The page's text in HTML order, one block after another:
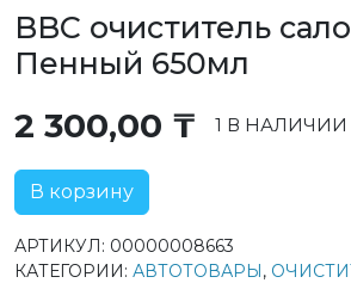
BBC очиститель
Пенный 650мл
2 300,00 ₸ 1 В НАЛИЧИИ
В корзину
АРТИКУЛ: 00000008663
КАТЕГОРИИ: АВТОТОВАРЫ,